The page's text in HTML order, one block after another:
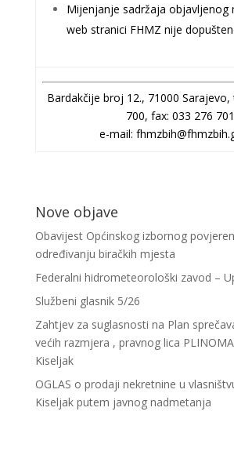
Mijenjanje sadržaja objavljenog
web stranici FHMZ nije
Bardakčije broj 12., 71000 Sarajevo,
700, fax: 033 276
e-mail:
Nove objave
Obavijest Općinskog izbornog
određivanju biračkih mjesta
Federalni hidrometeorološki zavod –
Službeni glasnik 5/26
Zahtjev za suglasnosti na Plan
većih razmjera , pravnog lica
Kiseljak
OGLAS o prodaji nekretnine u
Kiseljak putem javnog nadmetanja